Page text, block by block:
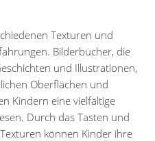
Texturen und
Bilderbücher, die
und Illustrationen,
Oberflächen und
Kindern eine vielfältige
Durch das Tasten und
können Kinder ihre